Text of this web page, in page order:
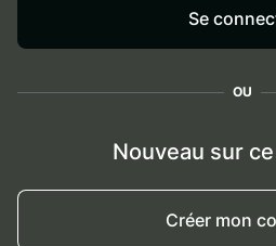
Se
OU
Nouveau sur
Créer mon